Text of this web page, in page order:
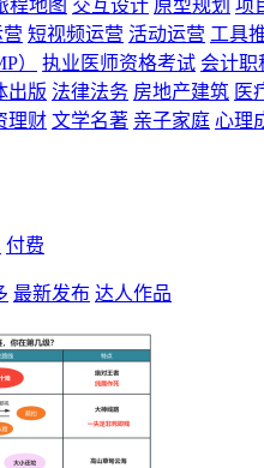
程地图 交互设计 原型规划 项
短视频运营 活动运营 工具
）
执业医师资格考试 会计职
出版 法律法务 房地产建筑 医
理财 文学名著 亲子家庭 心理
付费
最新发布 达人作品